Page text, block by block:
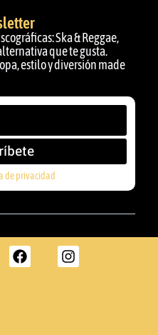
Ska & Reggae,
que te gusta.
estilo y diversión made
de privacidad